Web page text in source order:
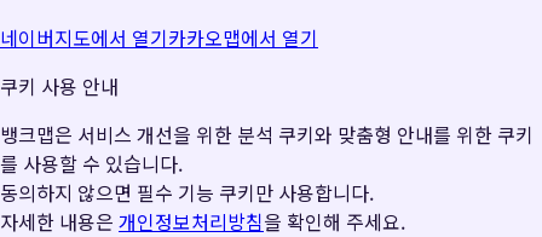
네이버지도에서 열기카카오맵에서 열기
쿠키 사용 안내
뱅크맵은 서비스 개선을 위한 분석 쿠키와 맞춤형 안내를 위한 쿠키
를 사용할 수 있습니다.
동의하지 않으면 필수 기능 쿠키만 사용합니다.
자세한 내용은 개인정보처리방침을 확인해 주세요.